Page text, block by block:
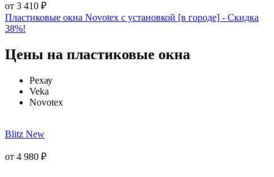
от 3 410 ₽
Пластиковые окна Novotex с установкой [в городе] - Cкидка
38%!
Цены на пластиковые окна
Рехау
Veka
Novotex
Blitz New
от 4 980 ₽